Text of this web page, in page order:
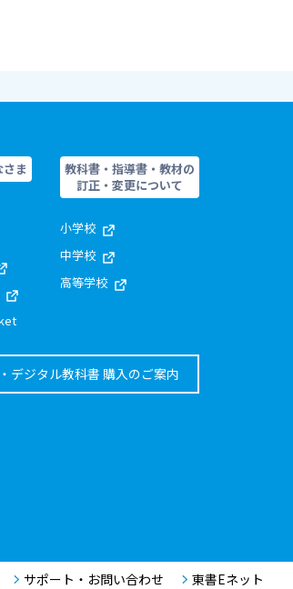
ま
教科書・指導書・教材の
訂正・変更について
小学校
中学校
高等学校
デジタル教科書 購入のご案内
サポート・お問い合わせ 東書Eネット